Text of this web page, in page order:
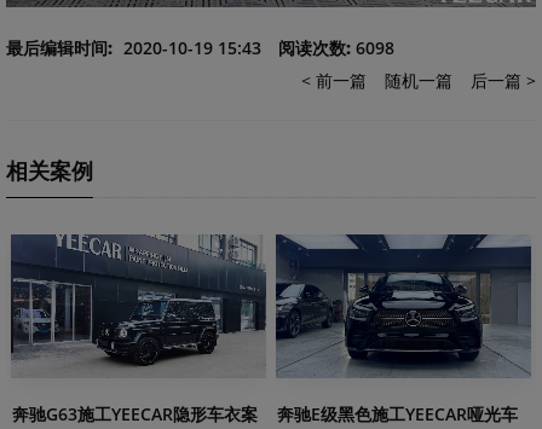
最后编辑时间: 2020-10-19 15:43 阅读次数:6098
< 前一篇
随机一篇 后一篇 >
相关案例
奔驰G63施工YEECAR隐形车衣案
奔驰E级黑色施工YEECAR哑光车